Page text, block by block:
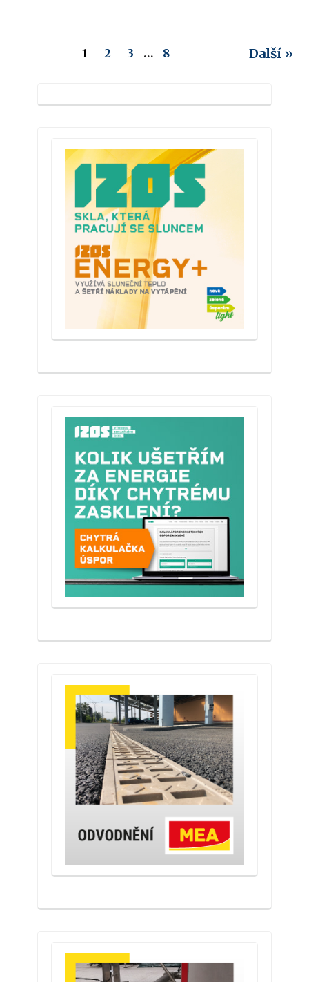
1 2 3 … 8 Další »